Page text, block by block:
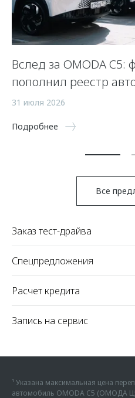
Вслед за OMODA C5:
пополнил реестр
31 июля 2026
Подробнее
Все
Заказ тест-драйва
Спецпредложения
Расчет кредита
Запись на сервис
¹ Указана максимальная цена
автомобиль OMODA C5 (ОМОДА